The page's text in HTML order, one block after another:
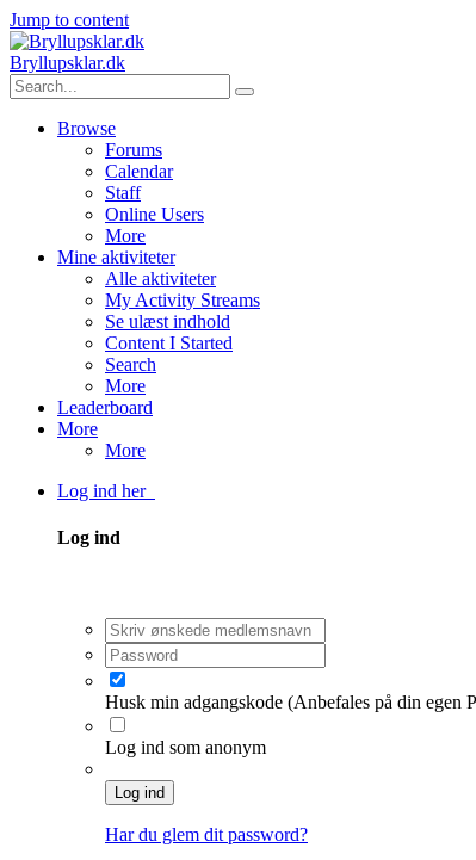
Jump to content
Bryllupsklar.dk
Browse
Forums
Calendar
Staff
Online Users
More
Mine aktiviteter
Alle aktiviteter
My Activity Streams
Se ulæst indhold
Content I Started
Search
More
Leaderboard
More
More
Log ind her
Log ind
Husk min adgangskode (Anbefales på din egen
Log ind som anonym
Log ind
Har du glem dit password?